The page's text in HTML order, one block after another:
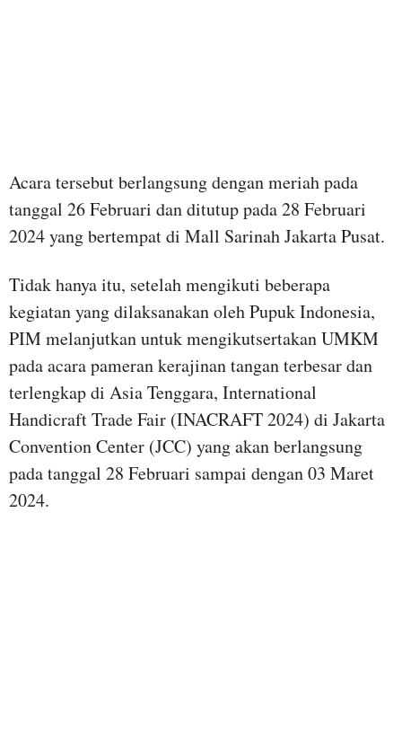
Acara tersebut berlangsung dengan meriah pada
tanggal 26 Februari dan ditutup pada 28 Februari
2024 yang bertempat di Mall Sarinah Jakarta Pusat.
Tidak hanya itu, setelah mengikuti beberapa
kegiatan yang dilaksanakan oleh Pupuk Indonesia,
PIM melanjutkan untuk mengikutsertakan UMKM
pada acara pameran kerajinan tangan terbesar dan
terlengkap di Asia Tenggara, International
Handicraft Trade Fair (INACRAFT 2024) di Jakarta
Convention Center (JCC) yang akan berlangsung
pada tanggal 28 Februari sampai dengan 03 Maret
2024.